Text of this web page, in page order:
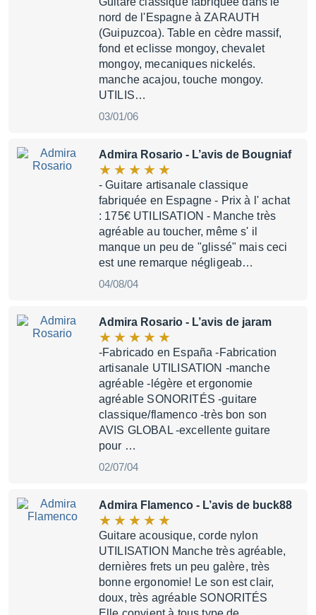
nord de l'Espagne à ZARAUTH
(Guipuzcoa). Table en cèdre massif,
fond et eclisse mongoy, chevalet
mongoy, mecaniques nickelés.
manche acajou, touche mongoy.
UTILIS…
03/01/06
Admira Rosario - L’avis de Bougniaf
- Guitare artisanale classique
fabriquée en Espagne - Prix à l' achat
: 175€ UTILISATION - Manche très
agréable au toucher, même s' il
manque un peu de "glissé" mais ceci
est une remarque négligeab…
04/08/04
Admira Rosario - L’avis de jaram
-Fabricado en España -Fabrication
artisanale UTILISATION -manche
agréable -légère et ergonomie
agréable SONORITÉS -guitare
classique/flamenco -très bon son
AVIS GLOBAL -excellente guitare
pour …
02/07/04
Admira Flamenco - L’avis de buck88
Guitare acousique, corde nylon
UTILISATION Manche très agréable,
dernières frets un peu galère, très
bonne ergonomie! Le son est clair,
doux, très agréable SONORITÉS